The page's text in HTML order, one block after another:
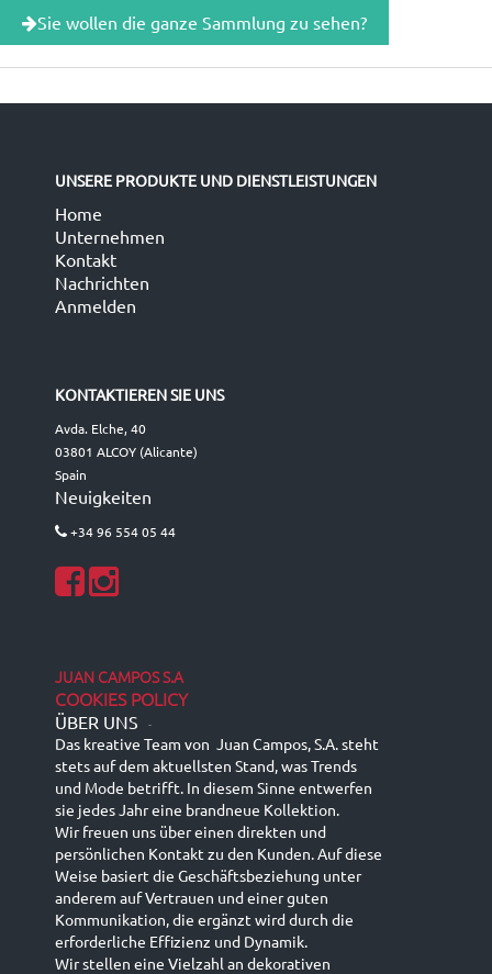
Sie wollen die ganze Sammlung zu sehen?
UNSERE PRODUKTE UND DIENSTLEISTUNGEN
Home
Unternehmen
Kontakt
Nachrichten
Anmelden
KONTAKTIEREN SIE UNS
Avda. Elche, 40
03801 ALCOY (Alicante)
Spain
Neuigkeiten
+34 96 554 05 44
JUAN CAMPOS S.A
COOKIES POLICY
ÜBER UNS -
Das kreative Team von Juan Campos, S.A. steht
stets auf dem aktuellsten Stand, was Trends
und Mode betrifft. In diesem Sinne entwerfen
sie jedes Jahr eine brandneue Kollektion.
Wir freuen uns über einen direkten und
persönlichen Kontakt zu den Kunden. Auf diese
Weise basiert die Geschäftsbeziehung unter
anderem auf Vertrauen und einer guten
Kommunikation, die ergänzt wird durch die
erforderliche Effizienz und Dynamik.
Wir stellen eine Vielzahl an dekorativen